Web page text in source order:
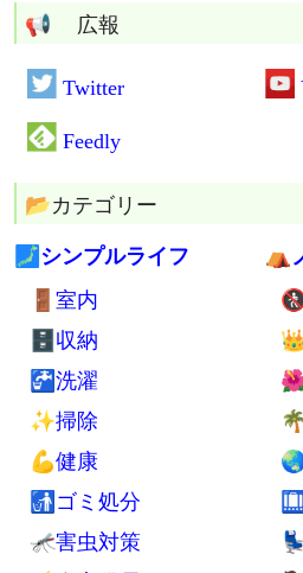
🏡 空き家処分を無料でお
まとめページ
💼物：最小限の持ち物すべて
🍲食：手間と食費が最低限の
🗾住：何もないスカスカの
⛺貧：ホームレス5年の場
🌈楽：週休7日生活17年
📚 もっと見る
📢 広報
Twitter